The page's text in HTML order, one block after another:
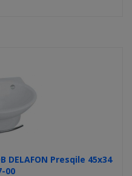
DELAFON Presqile 45х34
00